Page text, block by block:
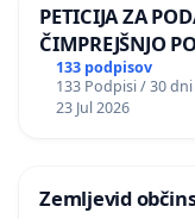
PETICIJA ZA
ČIMPREJŠNJO
BERNARDA
REPUBLIKE
133 podpisov
133 Podpisi / 30 dni
23 Jul 2026
Zemljevid